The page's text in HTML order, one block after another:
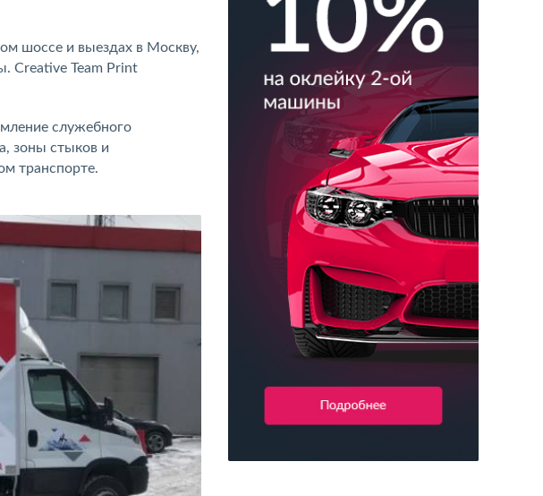
шоссе и выездах в Москву,
Creative Team Print
служебного
зоны стыков и
транспорте.